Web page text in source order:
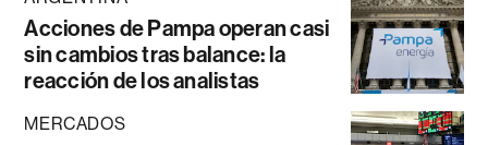
Acciones de Pampa operan casi
sin cambios tras balance: la
reacción de los analistas
MERCADOS